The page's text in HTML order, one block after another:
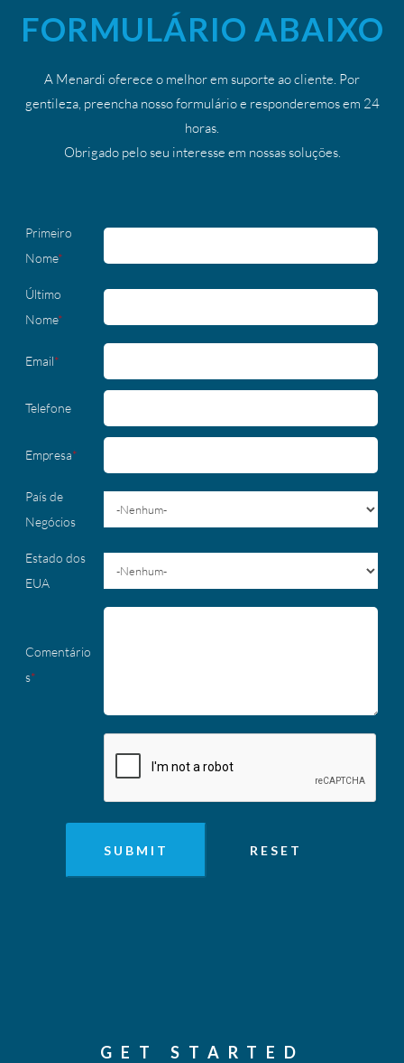
FORMULÁRIO ABAIXO
A Menardi oferece o melhor em suporte ao cliente. Por
gentileza, preencha nosso formulário e responderemos em 24
horas.
Obrigado pelo seu interesse em nossas soluções.
Primeiro
Nome*
Último
Nome*
Email*
Telefone
Empresa*
País de
Negócios
Estado dos
EUA
Comentário
s*
GET STARTED